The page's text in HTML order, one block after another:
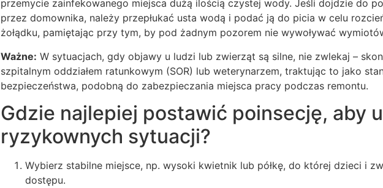
przemycie zainfekowanego miejsca dużą ilością czystej wody. Jeśli dojdzie do
przez domownika, należy przepłukać usta wodą i podać ją do picia w celu
żołądku, pamiętając przy tym, by pod żadnym pozorem nie wywoływać
Ważne: W sytuacjach, gdy objawy u ludzi lub zwierząt są silne, nie zwlekaj –
szpitalnym oddziałem ratunkowym (SOR) lub weterynarzem, traktując to jako
bezpieczeństwa, podobną do zabezpieczania miejsca pracy podczas remontu.
Gdzie najlepiej postawić poinsecję, aby
ryzykownych sytuacji?
Wybierz stabilne miejsce, np. wysoki kwietnik lub półkę, do której dzieci i
dostępu.